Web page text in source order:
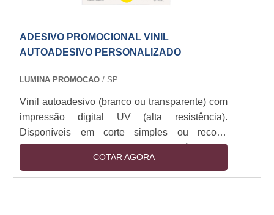
ADESIVO PROMOCIONAL VINIL
AUTOADESIVO PERSONALIZADO
LUMINA PROMOCAO / SP
Vinil autoadesivo (branco ou transparente) com
impressão digital UV (alta resistência).
Disponíveis em corte simples ou recorte
especial (plotter). Camada removível sem
resíduos. Resistência a intempéries (6+ meses
outdoor). Espessuras: 80-150 micra. Aplicação
COTAR AGORA